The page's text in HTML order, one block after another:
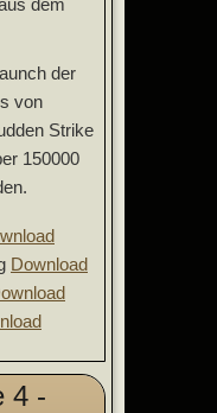
dem
der
von
Strike
150000
Download
4 -